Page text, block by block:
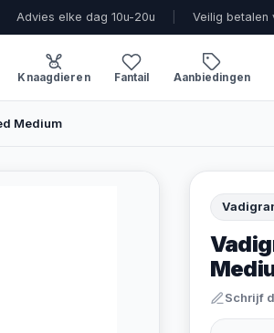
Advies elke dag 10u-20u Veilig betalen
Knaagdieren Fantail Aanbiedingen
Medium
Schrijf